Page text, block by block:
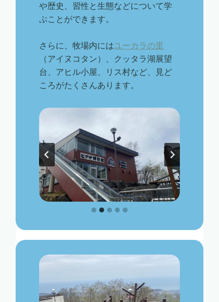
や歴史、習性と生態などについて学
ぶことができます。
さらに、牧場内にはユーカラの里
（アイヌコタン）、クッタラ湖展望
台、アヒル小屋、リス村など、見ど
ころがたくさんあります。